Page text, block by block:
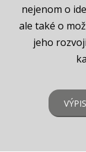
nejenom o
ale také o
jeho